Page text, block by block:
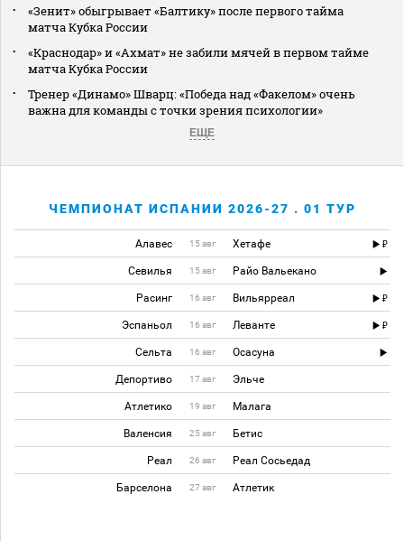
«Зенит» обыгрывает «Балтику» после первого тайма
матча Кубка России
«Краснодар» и «Ахмат» не забили мячей в первом тайме
матча Кубка России
Тренер «Динамо» Шварц: «Победа над «Факелом» очень
важна для команды с точки зрения психологии»
ЕЩЕ
ЧЕМПИОНАТ ИСПАНИИ 2026-27 . 01 ТУР
Алавес 15 авг Хетафе
Севилья 15 авг Райо Вальекано
Расинг 16 авг Вильярреал
Эспаньол 16 авг Леванте
Сельта 16 авг Осасуна
Депортиво 17 авг Эльче
Атлетико 19 авг Малага
Валенсия 25 авг Бетис
Реал 26 авг Реал Сосьедад
Барселона 27 авг Атлетик